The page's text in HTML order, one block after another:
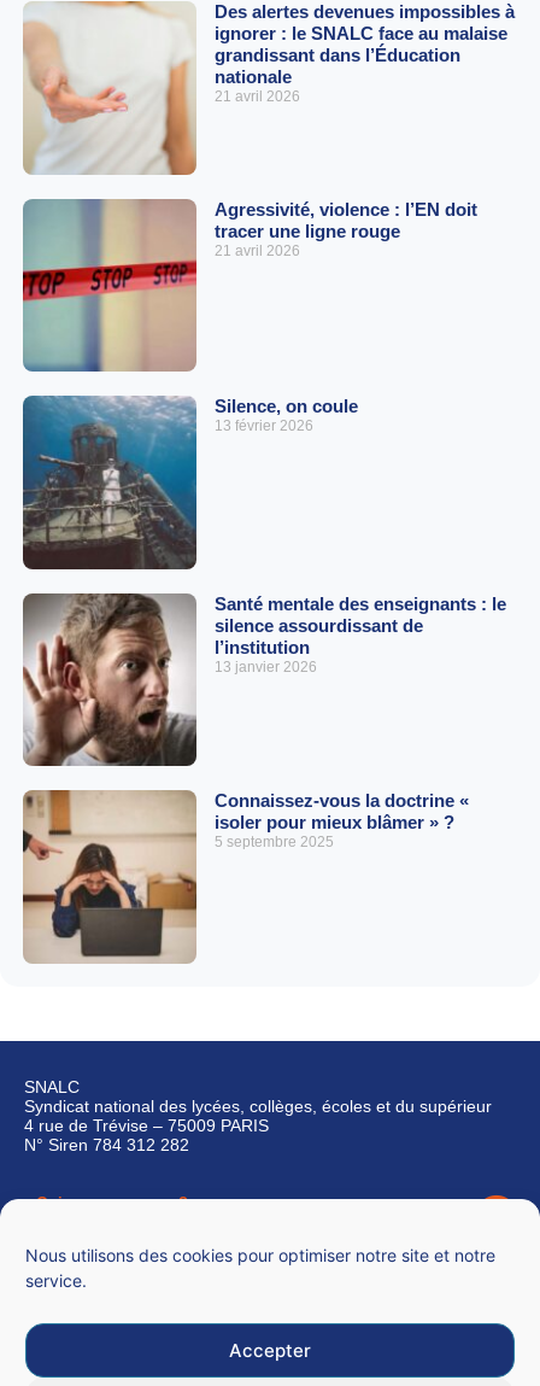
Nous utilisons des cookies pour optimiser notre site et notre
service.
Accepter
Des alertes devenues impossibles à
ignorer : le SNALC face au malaise
grandissant dans l’Éducation
nationale
21 avril 2026
Agressivité, violence : l’EN doit
tracer une ligne rouge
21 avril 2026
Silence, on coule
13 février 2026
Santé mentale des enseignants : le
silence assourdissant de
l’institution
13 janvier 2026
Connaissez-vous la doctrine «
isoler pour mieux blâmer » ?
5 septembre 2025
SNALC
Syndicat national des lycées, collèges, écoles et du supérieur
4 rue de Trévise – 75009 PARIS
N° Siren 784 312 282
Qui sommes-nous ?